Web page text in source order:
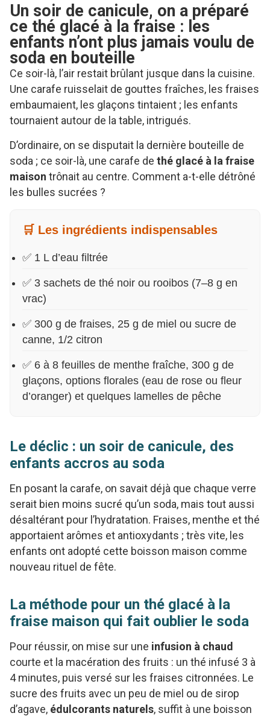
Un soir de canicule, on a préparé
ce thé glacé à la fraise : les
enfants n’ont plus jamais voulu de
soda en bouteille
Ce soir-là, l’air restait brûlant jusque dans la cuisine.
Une carafe ruisselait de gouttes fraîches, les fraises
embaumaient, les glaçons tintaient ; les enfants
tournaient autour de la table, intrigués.
D’ordinaire, on se disputait la dernière bouteille de
soda ; ce soir-là, une carafe de thé glacé à la fraise
maison trônait au centre. Comment a-t-elle détrôné
les bulles sucrées ?
🛒 Les ingrédients indispensables
✅ 1 L d’eau filtrée
✅ 3 sachets de thé noir ou rooibos (7–8 g en
vrac)
✅ 300 g de fraises, 25 g de miel ou sucre de
canne, 1/2 citron
✅ 6 à 8 feuilles de menthe fraîche, 300 g de
glaçons, options florales (eau de rose ou fleur
d’oranger) et quelques lamelles de pêche
Le déclic : un soir de canicule, des
enfants accros au soda
En posant la carafe, on savait déjà que chaque verre
serait bien moins sucré qu’un soda, mais tout aussi
désaltérant pour l’hydratation. Fraises, menthe et thé
apportaient arômes et antioxydants ; très vite, les
enfants ont adopté cette boisson maison comme
nouveau rituel de fête.
La méthode pour un thé glacé à la
fraise maison qui fait oublier le soda
Pour réussir, on mise sur une infusion à chaud
courte et la macération des fruits : un thé infusé 3 à
4 minutes, puis versé sur les fraises citronnées. Le
sucre des fruits avec un peu de miel ou de sirop
d’agave, édulcorants naturels, suffit à une boisson